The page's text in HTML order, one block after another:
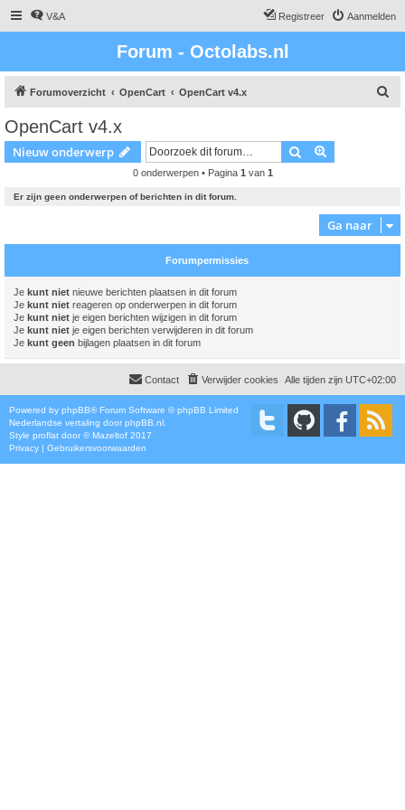
V&A Aanmelden
Registreer
Forum - Octolabs.nl
Forumoverzicht OpenCart OpenCart v4.x
OpenCart v4.x
Nieuw onderwerp Zoek
0 onderwerpen • Pagina 1 van 1
Er zijn geen onderwerpen of berichten in dit forum.
Ga naar
Forumpermissies
Je kunt niet nieuwe berichten plaatsen in dit forum
Je kunt niet reageren op onderwerpen in dit forum
Je kunt niet je eigen berichten wijzigen in dit forum
Je kunt niet je eigen berichten verwijderen in dit forum
Je kunt geen bijlagen plaatsen in dit forum
Alle tijden zijn UTC+02:00
Verwijder cookies
Contact
Powered by phpBB® Forum Software © phpBB Limited
Nederlandse vertaling door phpBB.nl
Style proflat door ©Mazeltof 2017
Privacy | Gebruikersvoorwaarden